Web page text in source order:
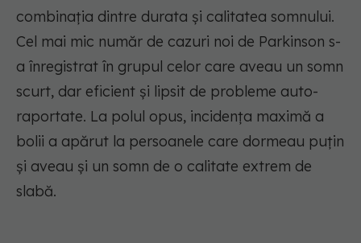
combinația dintre durata și calitatea somnului.
Cel mai mic număr de cazuri noi de Parkinson s-
a înregistrat în grupul celor care aveau un somn
scurt, dar eficient și lipsit de probleme auto-
raportate. La polul opus, incidența maximă a
bolii a apărut la persoanele care dormeau puțin
și aveau și un somn de o calitate extrem de
slabă.